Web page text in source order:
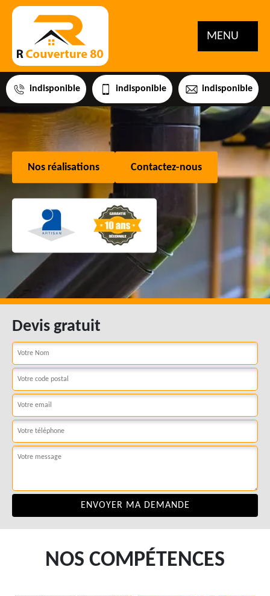
MENU
indisponible indisponible indisponible
Nos réalisations Contactez-nous
Devis gratuit
NOS COMPÉTENCES